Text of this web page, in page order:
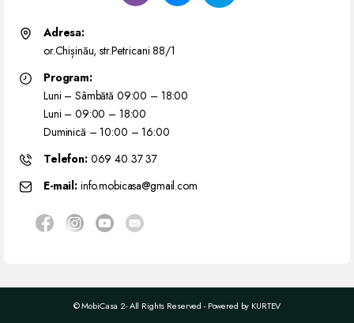
Adresa:
or.Chișinău, str.Petricani 88/1
Program:
Luni – Sâmbătă 09:00 – 18:00
Luni – 09:00 – 18:00
Duminică – 10:00 – 16:00
Telefon: 069 40 37 37
E-mail: info.mobicasa@gmail.com
© MobiCasa 2- All Rights Reserved - Powered by KURTEV